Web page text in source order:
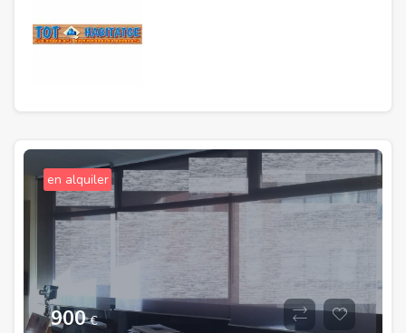
en alquiler
900€